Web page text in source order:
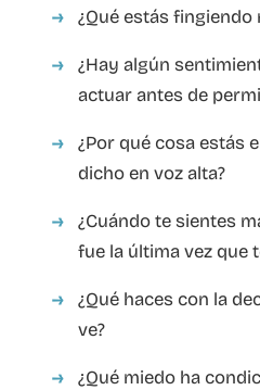
¿Qué estás fingiendo
¿Hay algún
actuar antes de
¿Por qué cosa estás
dicho en voz alta?
¿Cuándo te sientes
fue la última vez que
¿Qué haces con la
ve?
¿Qué miedo ha